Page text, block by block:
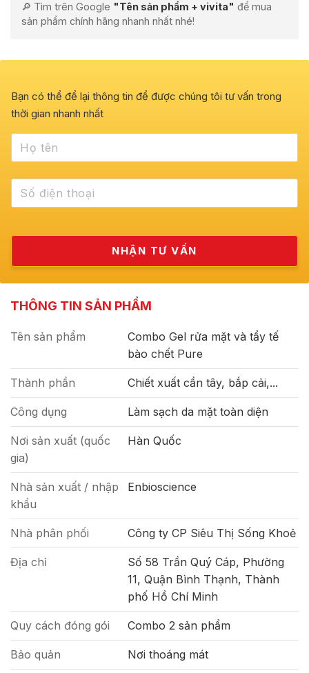
🔎 Tìm trên Google "Tên sản phẩm + vivita" để mua
sản phẩm chính hãng nhanh nhất nhé!
Bạn có thể để lại thông tin để được chúng tôi tư vấn trong
thời gian nhanh nhất
THÔNG TIN SẢN PHẨM
Tên sản phẩm
Combo Gel rửa mặt và tẩy tế
bào chết Pure
Thành phần Chiết xuất cần tây, bắp cải,...
Công dụng Làm sạch da mặt toàn diện
Nơi sản xuất (quốc
gia)
Hàn Quốc
Nhà sản xuất / nhập
khẩu
Enbioscience
Nhà phân phối Công ty CP Siêu Thị Sống Khoẻ
Địa chỉ
Số 58 Trần Quý Cáp, Phường
11, Quận Bình Thạnh, Thành
phố Hồ Chí Minh
Quy cách đóng gói Combo 2 sản phẩm
Bảo quản Nơi thoáng mát